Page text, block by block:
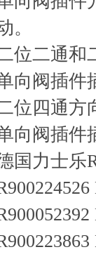
。
位二通和
向阀插件
位四通方
向阀插件
国力士乐